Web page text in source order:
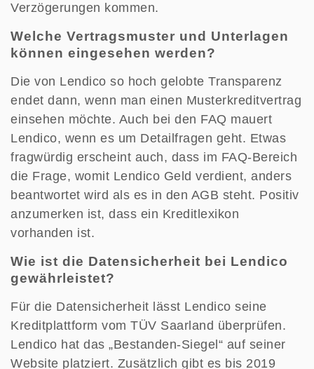
Verzögerungen kommen.
Welche Vertragsmuster und Unterlagen
können eingesehen werden?
Die von Lendico so hoch gelobte Transparenz
endet dann, wenn man einen Musterkreditvertrag
einsehen möchte. Auch bei den FAQ mauert
Lendico, wenn es um Detailfragen geht. Etwas
fragwürdig erscheint auch, dass im FAQ-Bereich
die Frage, womit Lendico Geld verdient, anders
beantwortet wird als es in den AGB steht. Positiv
anzumerken ist, dass ein Kreditlexikon
vorhanden ist.
Wie ist die Datensicherheit bei Lendico
gewährleistet?
Für die Datensicherheit lässt Lendico seine
Kreditplattform vom TÜV Saarland überprüfen.
Lendico hat das „Bestanden-Siegel“ auf seiner
Website platziert. Zusätzlich gibt es bis 2019